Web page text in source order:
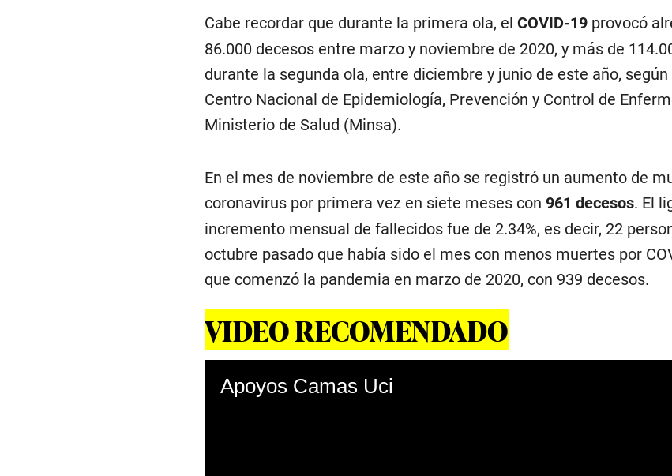
Cabe recordar que durante la primera ola, el COVID-19provocó
86.000 decesos entre marzo y noviembre de 2020, y más de
durante la segunda ola, entre diciembre y junio de este año,
Centro Nacional de Epidemiología, Prevención y Control de
Ministerio de Salud (Minsa).
En el mes de noviembre de este año se registró un aumento de
coronavirus por primera vez en siete meses con 961 decesos. El
incremento mensual de fallecidos fue de 2.34%, es decir, 22
octubre pasado que había sido el mes con menos muertes por
que comenzó la pandemia en marzo de 2020, con 939 decesos.
VIDEO RECOMENDADO
Apoyos Camas Uci